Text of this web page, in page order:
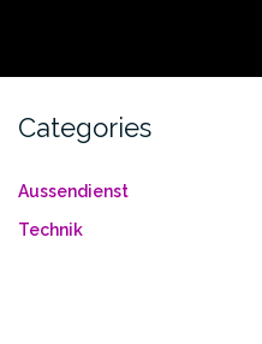
Categories
Aussendienst
Technik